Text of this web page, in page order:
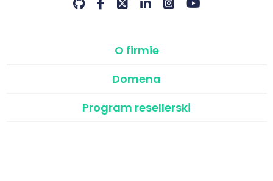
O firmie
Domena
Program resellerski